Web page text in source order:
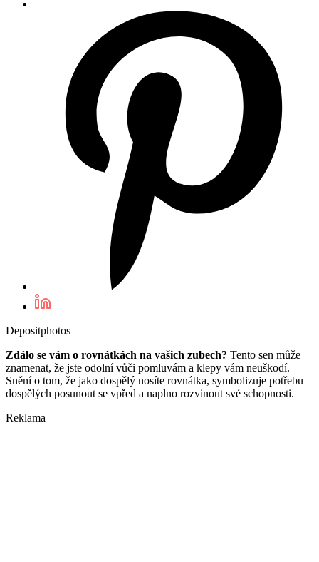
Depositphotos
Zdálo se vám o rovnátkách na vašich zubech? Tento sen může
znamenat, že jste odolní vůči pomluvám a klepy vám neuškodí.
Snění o tom, že jako dospělý nosíte rovnátka, symbolizuje potřebu
dospělých posunout se vpřed a naplno rozvinout své schopnosti.
Reklama